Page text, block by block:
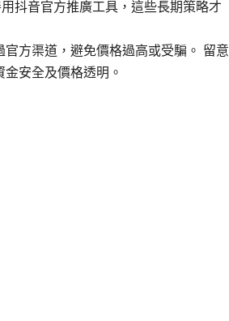
抖音官方推廣工具，這些長期策略才
方渠道，避免價格過高或受騙。 留意
安全及價格透明。